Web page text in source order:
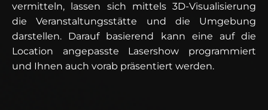
vermitteln, lassen sich mittels 3D-Visualisierung
die Veranstaltungsstätte und die Umgebung
darstellen. Darauf basierend kann eine auf die
Location angepasste Lasershow programmiert
und Ihnen auch vorab präsentiert werden.